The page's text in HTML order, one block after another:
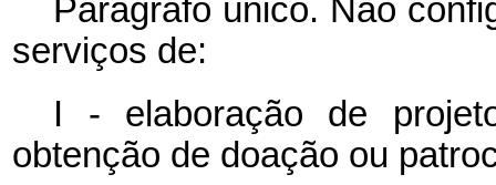
Parágrafo único. Não
serviços de:
I - elaboração de
obtenção de doação ou